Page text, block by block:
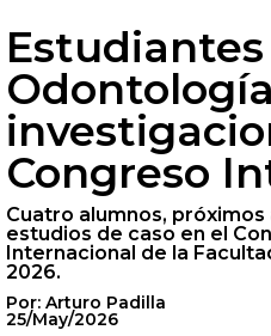
Congreso
Cuatro alumnos,
estudios de caso en el
Internacional de la
2026.
Por: Arturo Padilla
25/May/2026